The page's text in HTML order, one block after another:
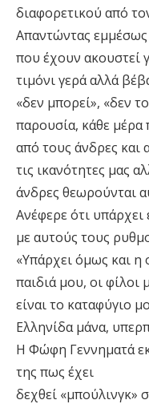
διαφορετικού από
Απαντώντας εμμέσως
που έχουν ακουστεί
τιμόνι γερά αλλά
«δεν μπορεί», «δεν
παρουσία, κάθε μέρα
από τους άνδρες και
τις ικανότητες μας
άνδρες θεωρούνται
Ανέφερε ότι υπάρχει
με αυτούς τους
«Υπάρχει όμως και η
παιδιά μου, οι
είναι το καταφύγιο
Ελληνίδα μάνα,
Η Φώφη Γεννηματά
της πως έχει
δεχθεί «μπούλινγκ»